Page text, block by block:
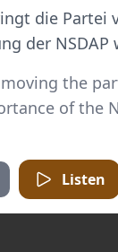
die Partei
der NSDAP
the
of the
Listen